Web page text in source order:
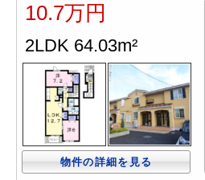
10.7万円
2LDK 64.03m²
物件の詳細を見る